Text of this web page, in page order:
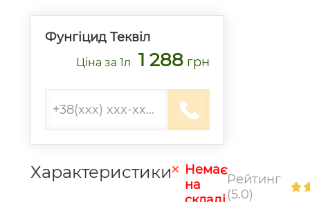
Фунгіцид Теквіл
Ціна за 1л 1 288 грн
Характеристики
Немає
на
Рейтинг
(5.0)